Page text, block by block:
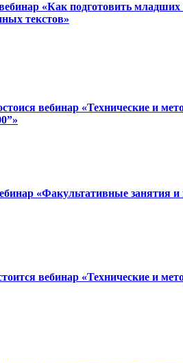
«Как подготовить
текстов»
вебинар «Технические и
«Факультативные занятия
вебинар «Технические и